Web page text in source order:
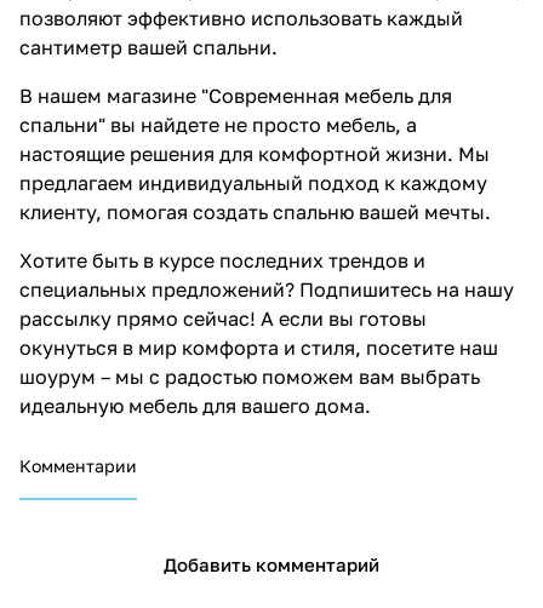
позволяют эффективно использовать каждый
сантиметр вашей спальни.
В нашем магазине "Современная мебель для
спальни" вы найдете не просто мебель, а
настоящие решения для комфортной жизни. Мы
предлагаем индивидуальный подход к каждому
клиенту, помогая создать спальню вашей мечты.
Хотите быть в курсе последних трендов и
специальных предложений? Подпишитесь на нашу
рассылку прямо сейчас! А если вы готовы
окунуться в мир комфорта и стиля, посетите наш
шоурум – мы с радостью поможем вам выбрать
идеальную мебель для вашего дома.
Комментарии
Добавить комментарий